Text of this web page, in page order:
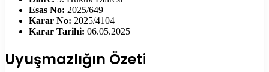
Esas No: 2025/649
Karar No: 2025/4104
Karar Tarihi: 06.05.2025
Uyuşmazlığın Özeti